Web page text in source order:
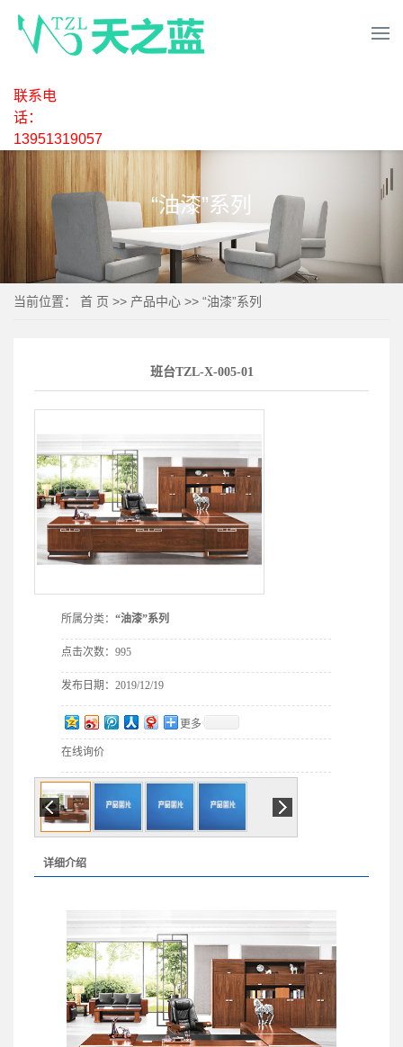
联系电
话：
13951319057
“油漆”系列
当前位置： 首 页 >> 产品中心 >> “油漆”系列
班台TZL-X-005-01
所属分类： “油漆”系列
点击次数： 995
发布日期： 2019/12/19
更多
在线询价
详细介绍